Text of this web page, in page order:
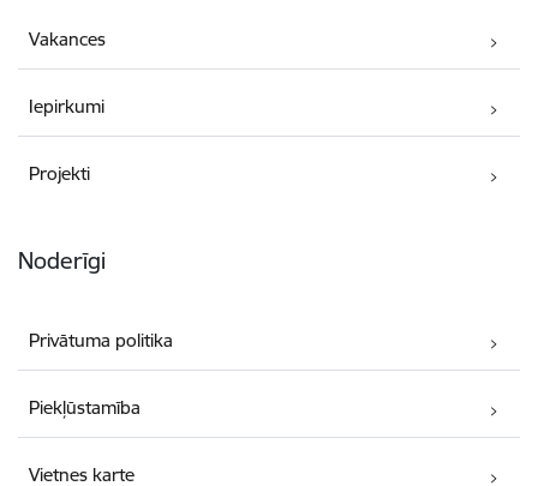
Vakances
Iepirkumi
Projekti
Noderīgi
Privātuma politika
Piekļūstamība
Vietnes karte